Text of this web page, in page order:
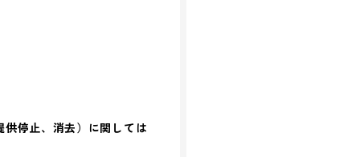
停止、消去）に関しては